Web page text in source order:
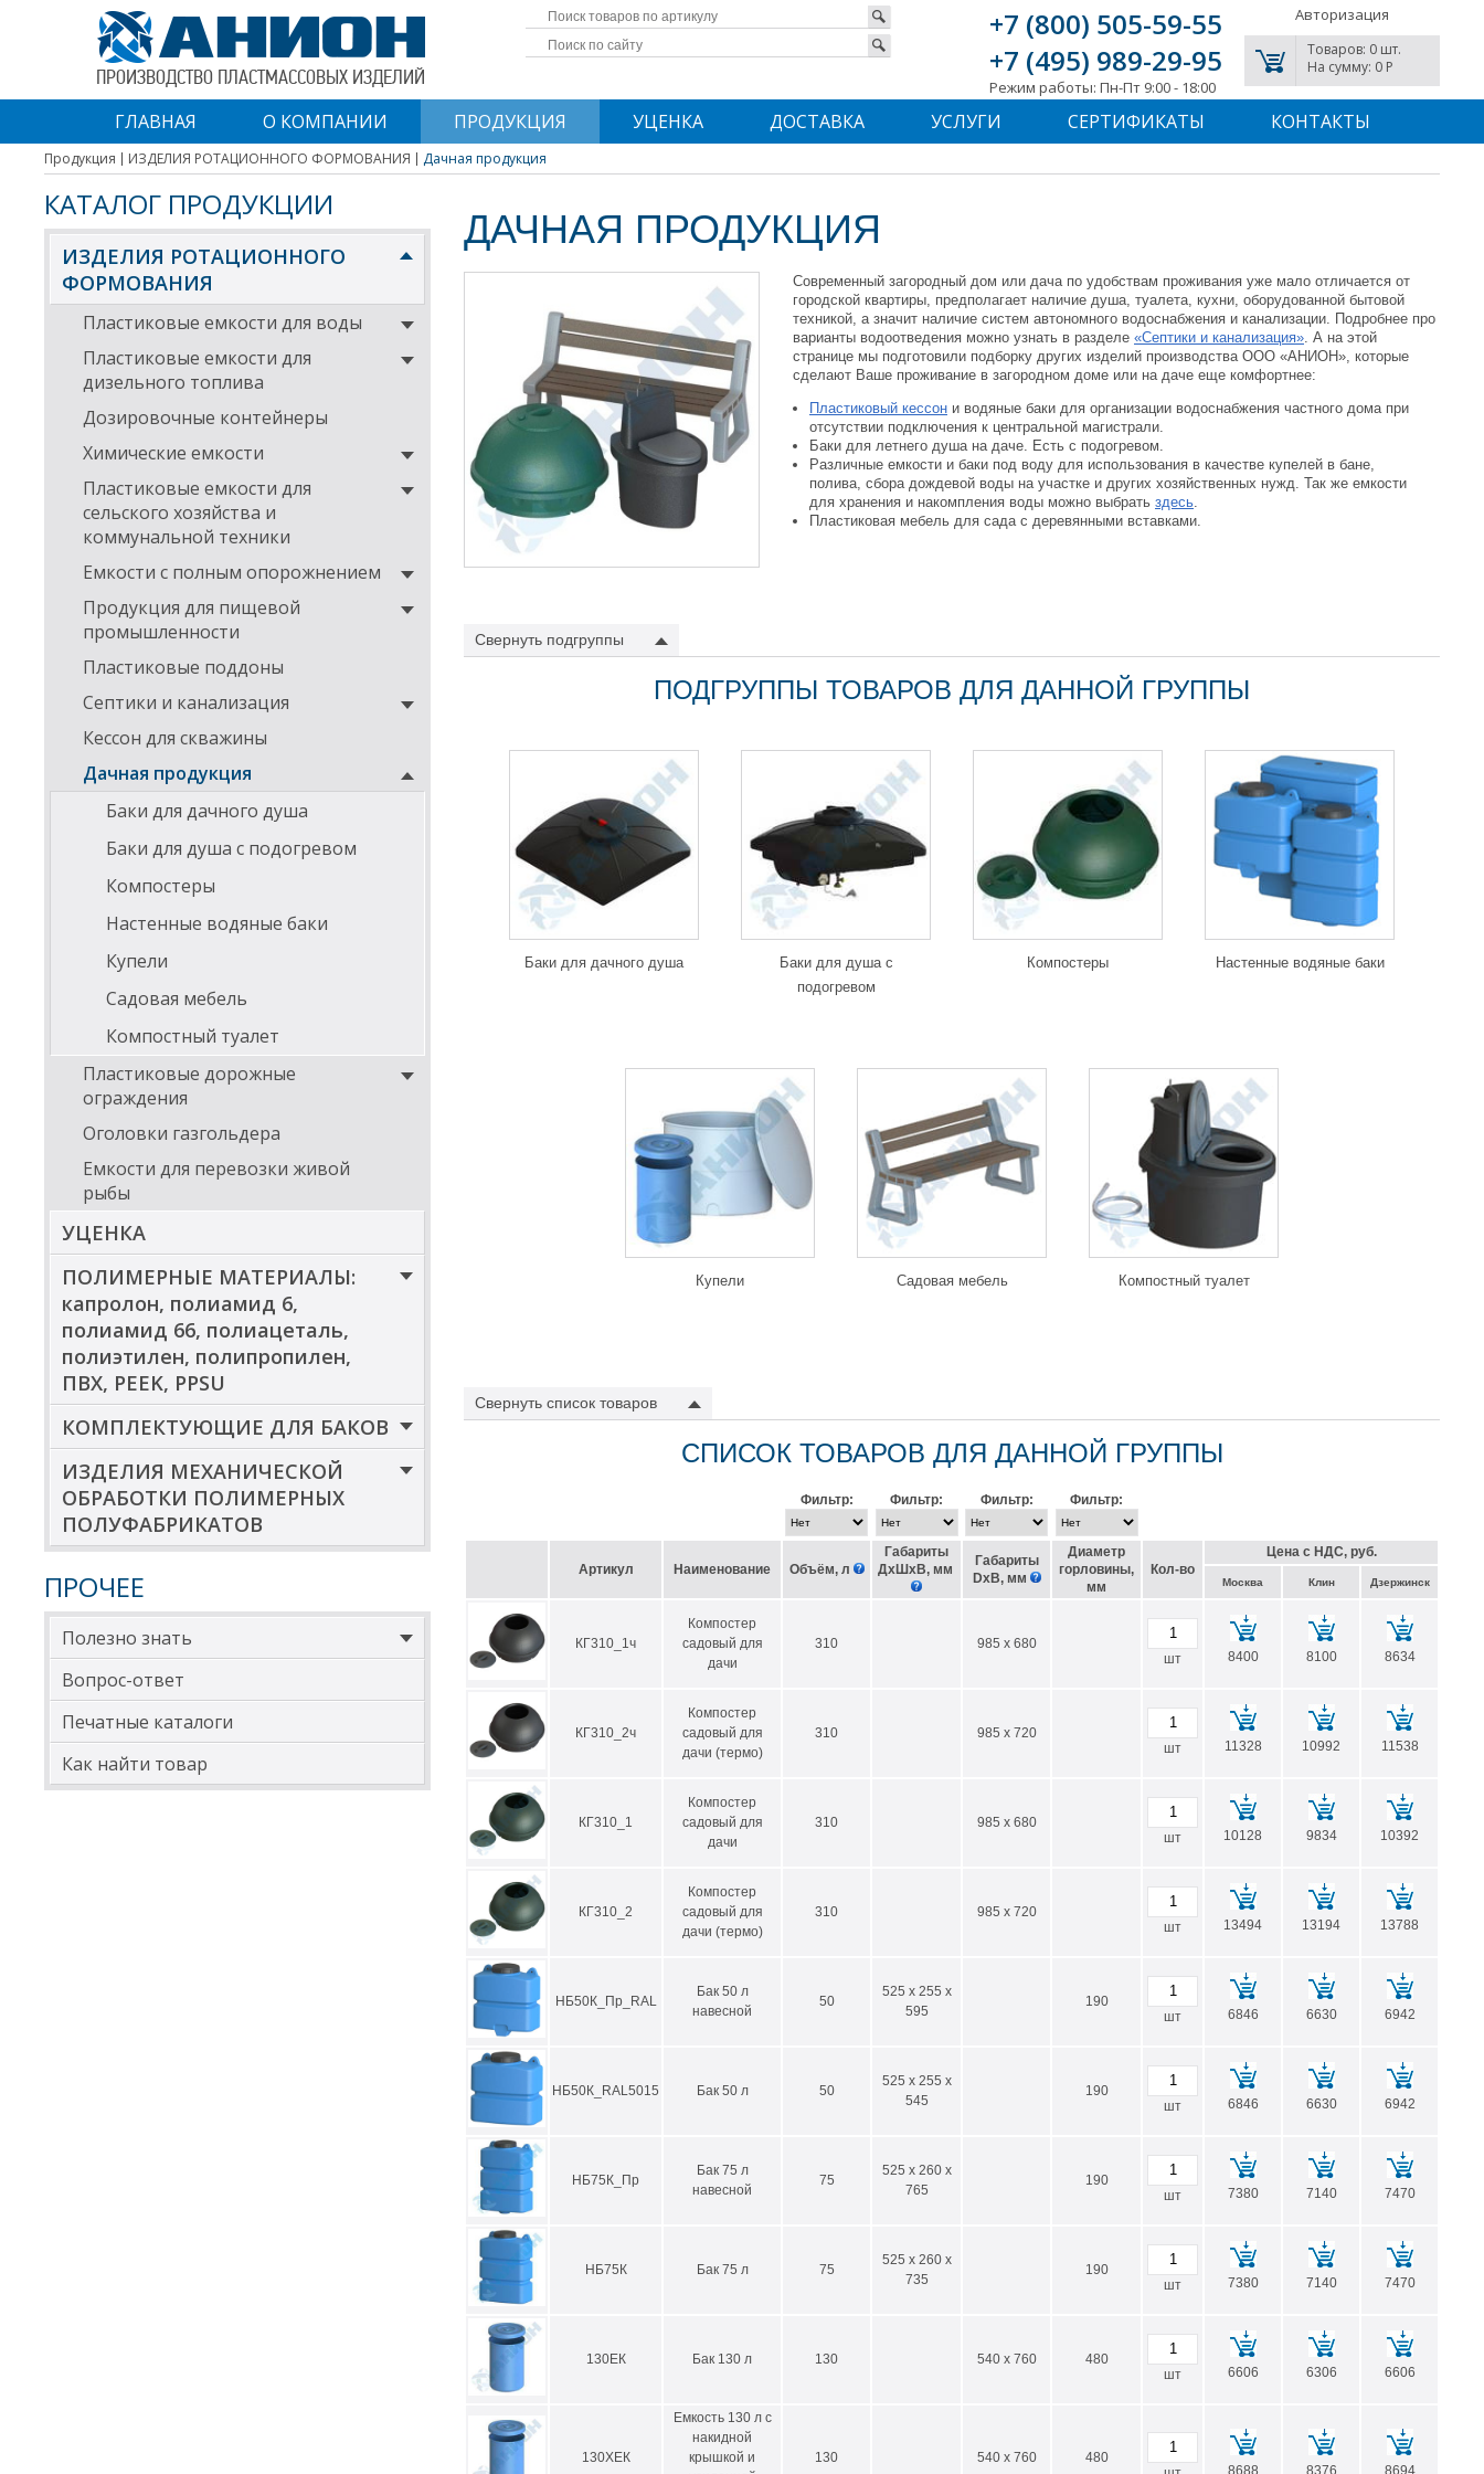
+7 (800) 505-59-55
+7 (495) 989-29-95
Режим работы: Пн-Пт 9:00 - 18:00
Авторизация
Товаров: 0 шт.
На сумму: 0 P
ПРОИЗВОДСТВО ПЛАСТМАССОВЫХ ИЗДЕЛИЙ
ГЛАВНАЯ О КОМПАНИИ ПРОДУКЦИЯ УЦЕНКА ДОСТАВКА УСЛУГИ СЕРТИФИКАТЫ КОНТАКТЫ
Продукция ИЗДЕЛИЯ РОТАЦИОННОГО ФОРМОВАНИЯ Дачная продукция
КАТАЛОГ ПРОДУКЦИИ
ИЗДЕЛИЯ РОТАЦИОННОГО
ФОРМОВАНИЯ
Пластиковые емкости для воды
Пластиковые емкости для
дизельного топлива
Дозировочные контейнеры
Химические емкости
Пластиковые емкости для
сельского хозяйства и
коммунальной техники
Емкости с полным опорожнением
Продукция для пищевой
промышленности
Пластиковые поддоны
Септики и канализация
Кессон для скважины
Дачная продукция
Баки для дачного душа
Баки для душа с подогревом
Компостеры
Настенные водяные баки
Купели
Садовая мебель
Компостный туалет
Пластиковые дорожные
ограждения
Оголовки газгольдера
Емкости для перевозки живой
рыбы
УЦЕНКА
ПОЛИМЕРНЫЕ МАТЕРИАЛЫ:
капролон, полиамид 6,
полиамид 66, полиацеталь,
полиэтилен, полипропилен,
ПВХ, PEEK, PPSU
КОМПЛЕКТУЮЩИЕ ДЛЯ БАКОВ
ИЗДЕЛИЯ МЕХАНИЧЕСКОЙ
ОБРАБОТКИ ПОЛИМЕРНЫХ
ПОЛУФАБРИКАТОВ
ПРОЧЕЕ
Полезно знать
Вопрос-ответ
Печатные каталоги
Как найти товар
ДАЧНАЯ ПРОДУКЦИЯ
Современный загородный дом или дача по удобствам проживания уже мало отличается от
городской квартиры, предполагает наличие душа, туалета, кухни, оборудованной бытовой
техникой, а значит наличие систем автономного водоснабжения и канализации. Подробнее про
варианты водоотведения можно узнать в разделе «Септики и канализация». А на этой
странице мы подготовили подборку других изделий производства ООО «АНИОН», которые
сделают Ваше проживание в загородном доме или на даче еще комфортнее:
Пластиковый кессон и водяные баки для организации водоснабжения частного дома при
отсутствии подключения к центральной магистрали.
Баки для летнего душа на даче. Есть с подогревом.
Различные емкости и баки под воду для использования в качестве купелей в бане,
полива, сбора дождевой воды на участке и других хозяйственных нужд. Так же емкости
для хранения и накомпления воды можно выбрать здесь.
Пластиковая мебель для сада с деревянными вставками.
Свернуть подгруппы
ПОДГРУППЫ ТОВАРОВ ДЛЯ ДАННОЙ ГРУППЫ
Баки для дачного душа
Баки для душа с
подогревом
Компостеры Настенные водяные баки
Купели Садовая мебель Компостный туалет
Свернуть список товаров
СПИСОК ТОВАРОВ ДЛЯ ДАННОЙ ГРУППЫ
Фильтр: Фильтр: Фильтр: Фильтр:
Артикул Наименование Объём, л
Габариты
ДхШхВ, мм
Габариты
DхВ, мм
Диаметр
горловины,
мм
Кол-во
Цена с НДС, руб.
Москва Клин Дзержинск
КГ310_1ч
Компостер
садовый для
дачи
310
985 x 680
шт
8400 8100 8634
КГ310_2ч
Компостер
садовый для
дачи (термо)
310
985 x 720
шт
11328 10992 11538
КГ310_1
Компостер
садовый для
дачи
310
985 x 680
шт
10128 9834 10392
КГ310_2
Компостер
садовый для
дачи (термо)
310
985 x 720
шт
13494 13194 13788
НБ50К_Пр_RAL
Бак 50 л
навесной
50
525 x 255 x
595
190
шт
6846 6630 6942
НБ50К_RAL5015 Бак 50 л 50
525 x 255 x
545
190
шт
6846 6630 6942
НБ75К_Пр
Бак 75 л
навесной
75
525 x 260 x
765
190
шт
7380 7140 7470
НБ75К Бак 75 л 75
525 x 260 x
735
190
шт
7380 7140 7470
130ЕК Бак 130 л 130 540 x 760
480
шт
6606 6306 6606
130ХЕК
Емкость 130 л с
накидной
крышкой и
130 540 x 760
480
8688 8376 8694